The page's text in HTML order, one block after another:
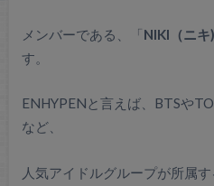
メンバーである、「NIKI（ニキ)
す。
ENHYPENと言えば、BTSや
など、
人気アイドルグループが所属